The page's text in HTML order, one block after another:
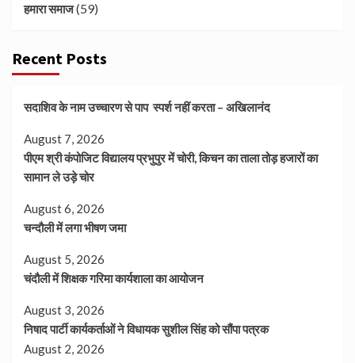
हमारा समाज(59)
Recent Posts
सदाशिव के नाम उच्चारण से पाप स्पर्श नहीं करता – अखिलानंद
August 7, 2026
पीएम श्री कंपोजिट विद्यालय प्रभुपुर में चोरी, किचन का ताला तोड़ हजारों का
सामान ले उड़े चोर
August 6, 2026
चन्दौली में लगा भीषण जमा
August 5, 2026
चंदौली में शिक्षक गरिमा कार्यशाला का आयोजन
August 3, 2026
निषाद पार्टी कार्यकर्ताओं ने विधायक सुशील सिंह को सौंपा पत्रक
August 2, 2026